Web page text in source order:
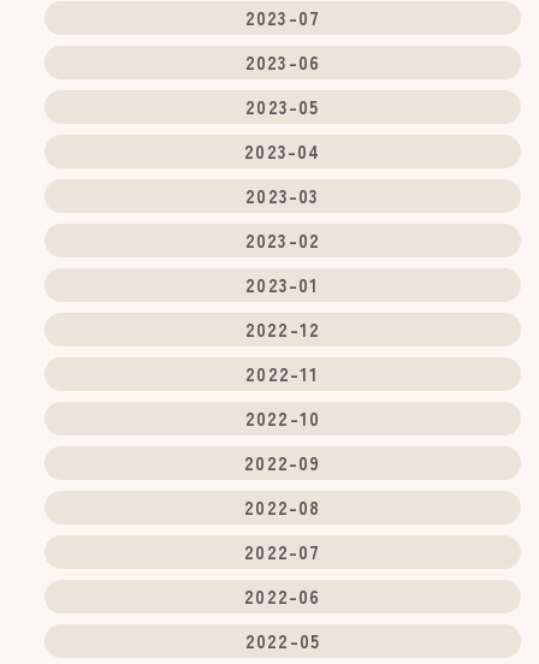
2023-07
2023-06
2023-05
2023-04
2023-03
2023-02
2023-01
2022-12
2022-11
2022-10
2022-09
2022-08
2022-07
2022-06
2022-05